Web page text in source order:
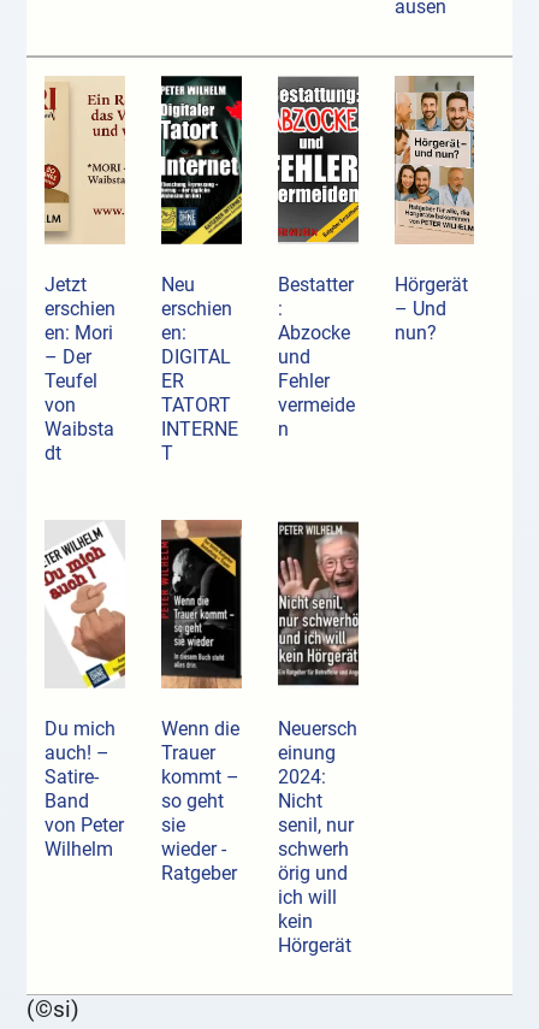
ausen
Jetzt
erschien
en: Mori
– Der
Teufel
von
Waibsta
dt
Neu
erschien
en:
DIGITAL
ER
TATORT
INTERNE
T
Bestatter
:
Abzocke
und
Fehler
vermeide
n
Hörgerät
– Und
nun?
Du mich
auch! –
Satire-
Band
von Peter
Wilhelm
Wenn die
Trauer
kommt –
so geht
sie
wieder -
Ratgeber
Neuersch
einung
2024:
Nicht
senil, nur
schwerh
örig und
ich will
kein
Hörgerät
(©si)